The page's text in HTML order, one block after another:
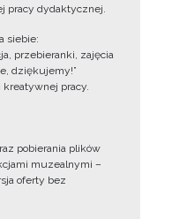
pracy dydaktycznej.
siebie:
przebieranki, zajęcia
dziękujemy!”
kreatywnej pracy.
pobierania plików
muzealnymi –
oferty bez